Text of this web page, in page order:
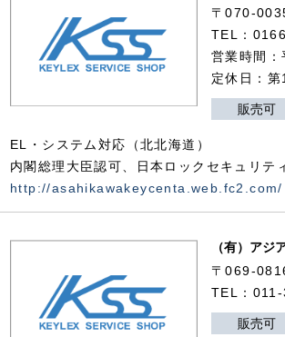
〒070-
TEL：
営業時間
定休日：第
販売可
EL・システム対応（北北海道）
内閣総理大臣認可、日本ロックセキュリ
http://asahikawakeycenta.web.fc2.com/
（有）アジ
〒069-
TEL：
販売可